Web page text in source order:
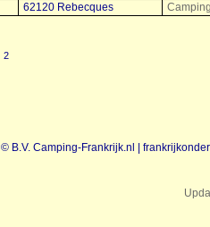
62120 Rebecques
2
© B.V. Camping-Frankrijk.nl |